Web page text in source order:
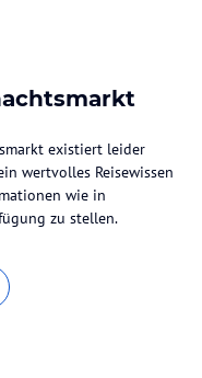
existiert leider
wertvolles Reisewissen
wie in
zu stellen.